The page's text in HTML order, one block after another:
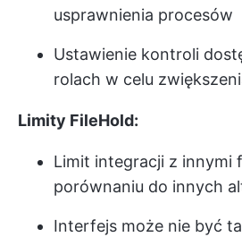
usprawnienia procesów
Ustawienie kontroli
rolach w celu
Limity FileHold:
Limit integracji z innymi
porównaniu do innych
Interfejs może nie być